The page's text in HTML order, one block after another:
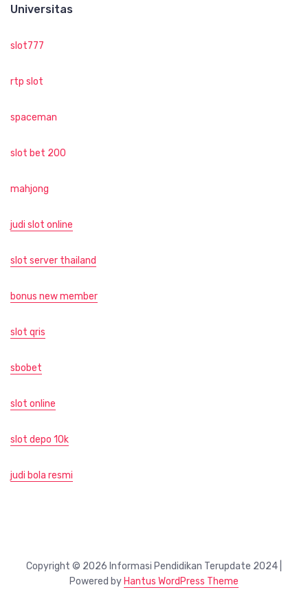
Universitas
slot777
rtp slot
spaceman
slot bet 200
mahjong
judi slot online
slot server thailand
bonus new member
slot qris
sbobet
slot online
slot depo 10k
judi bola resmi
Copyright © 2026 Informasi Pendidikan Terupdate 2024 |
Powered by Hantus WordPress Theme